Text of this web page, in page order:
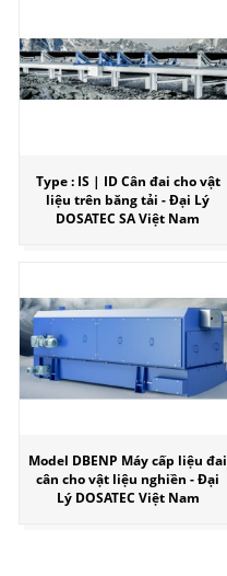
Type : IS | ID Cân đai cho vật
liệu trên băng tải - Đại Lý
DOSATEC SA Việt Nam
Model DBENP Máy cấp liệu đai
cân cho vật liệu nghiền - Đại
Lý DOSATEC Việt Nam